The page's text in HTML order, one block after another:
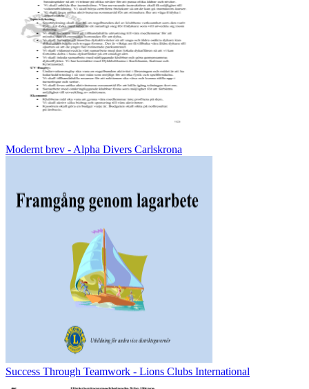
Modernt brev - Alpha Divers Carlskrona
Success Through Teamwork - Lions Clubs International